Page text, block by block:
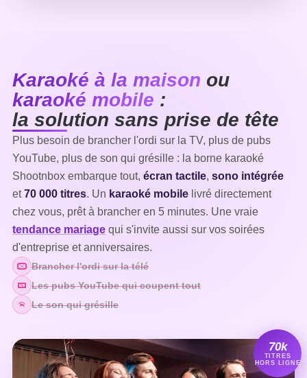
Karaoké à la maison ou
karaoké mobile :
la solution sans prise de tête
Plus besoin de brancher l'ordi sur la TV, plus de pubs
YouTube, plus de son qui grésille : la borne karaoké
Shootnbox embarque tout, écran tactile, sono intégrée
et70 000 titres. Un karaoké mobile livré directement
chez vous, prêt à brancher en 5 minutes. Une vraie
tendance mariage qui s'invite aussi sur vos soirées
d'entreprise et anniversaires.
Brancher l'ordi sur la télé
Les pubs YouTube qui coupent tout
Le son qui grésille
70k
TITRES
HORS LIGNE